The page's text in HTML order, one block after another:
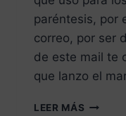
paréntesis, por
correo, por ser
de este mail te
que lanzo el
LEER MÁS